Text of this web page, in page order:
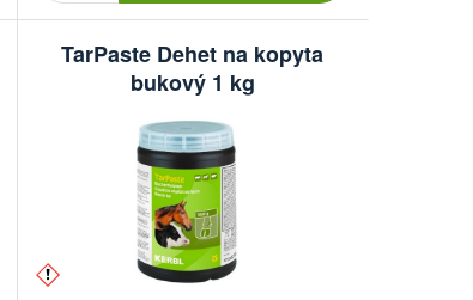
TarPaste Dehet na kopyta
bukový 1 kg